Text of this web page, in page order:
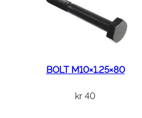
BOLT M10×1.25×80
kr 40